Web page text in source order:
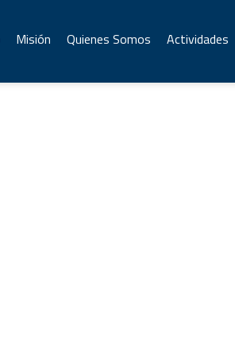
Misión Quienes Somos Actividades